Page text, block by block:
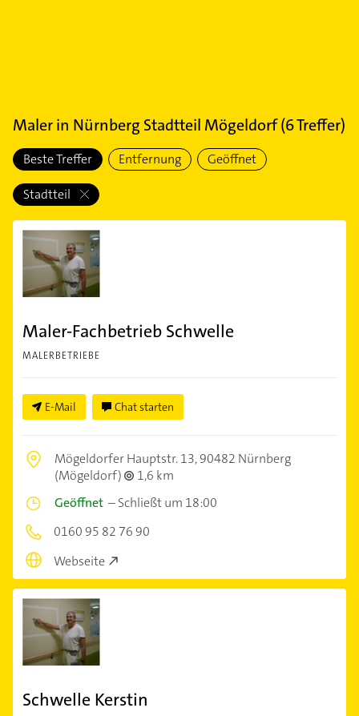
Malerin Nürnberg Stadtteil Mögeldorf(6Treffer)
Beste Treffer Entfernung Geöffnet
Stadtteil
Maler-Fachbetrieb Schwelle
MALERBETRIEBE
E-Mail Chat starten
Mögeldorfer Hauptstr. 13,90482 Nürnberg
(Mögeldorf)
1,6 km
Geöffnet –Schließt um 18:00
0160 95 82 76 90
Webseite
Schwelle Kerstin